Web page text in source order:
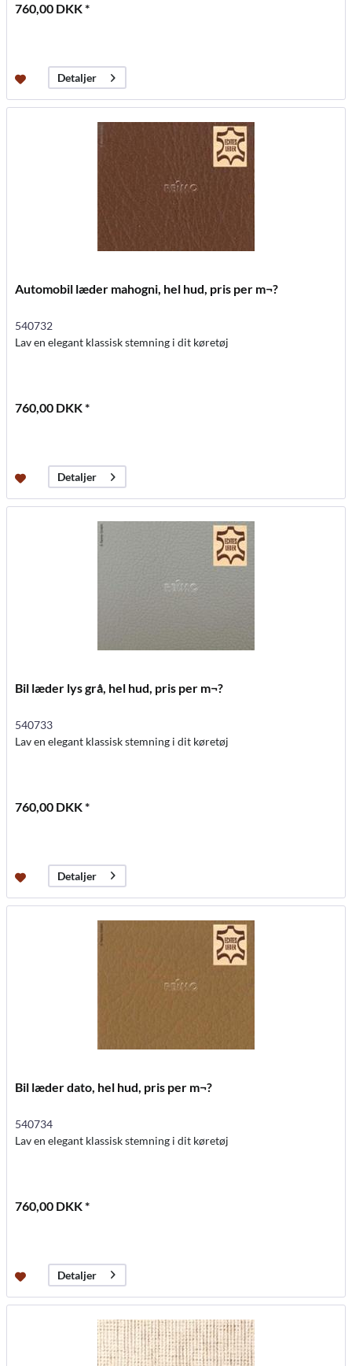
760,00 DKK *
Detaljer
Automobil læder mahogni, hel hud, pris per m¬?
540732
Lav en elegant klassisk stemning i dit køretøj
760,00 DKK *
Detaljer
Bil læder lys grå, hel hud, pris per m¬?
540733
Lav en elegant klassisk stemning i dit køretøj
760,00 DKK *
Detaljer
Bil læder dato, hel hud, pris per m¬?
540734
Lav en elegant klassisk stemning i dit køretøj
760,00 DKK *
Detaljer